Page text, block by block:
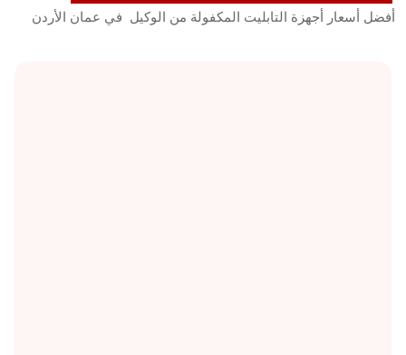
أفضل أسعار أجهزة التابليت المكفولة من الوكيل في عمان الأردن